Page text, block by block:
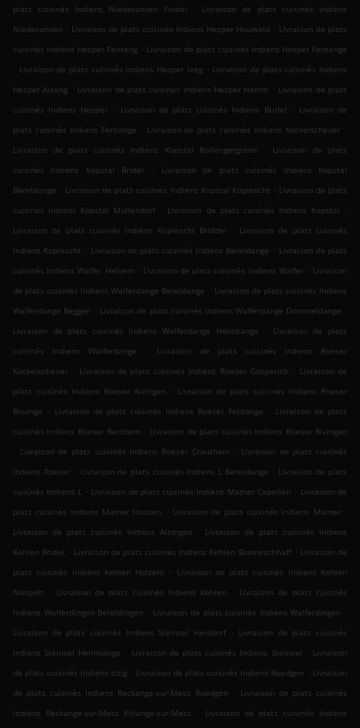
plats cuisinés Indiens Niederanven Findel
. Livraison de plats cuisinés Indiens
Niederanven . Livraison de plats cuisinés Indiens Hesper Houwald . Livraison de plats
cuisinés Indiens Hesper Fenteng . Livraison de plats cuisinés Indiens Hesper Fentange
. Livraison de plats cuisinés Indiens Hesper Izeg . Livraison de plats cuisinés Indiens
Hesper Alzeng . Livraison de plats cuisinés Indiens Hesper Hamm . Livraison de plats
cuisinés Indiens Hesper
. Livraison de plats cuisinés Indiens Bridel . Livraison de
plats cuisinés Indiens Fentange . Livraison de plats cuisinés Indiens Kockelscheuer .
Livraison de plats cuisinés Indiens Kopstal Rollengergronn
.
Livraison de plats
cuisinés Indiens Kopstal Bridel
.
Livraison de plats cuisinés Indiens Kopstal
Bereldange . Livraison de plats cuisinés Indiens Kopstal Koplescht . Livraison de plats
cuisinés Indiens Kopstal Mullendorf . Livraison de plats cuisinés Indiens Kopstal
.
Livraison de plats cuisinés Indiens Koplescht Briddel
. Livraison de plats cuisinés
Indiens Koplescht . Livraison de plats cuisinés Indiens Bereldange . Livraison de plats
cuisinés Indiens Walfer Helsem . Livraison de plats cuisinés Indiens Walfer . Livraison
de plats cuisinés Indiens Walferdange Bereldange . Livraison de plats cuisinés Indiens
Walferdange Beggen . Livraison de plats cuisinés Indiens Walferdange Dommeldange .
Livraison de plats cuisinés Indiens Walferdange Helmsange
.
Livraison de plats
cuisinés Indiens Walferdange
.
Livraison de plats cuisinés Indiens Roeser
Kockelscheuer . Livraison de plats cuisinés Indiens Roeser Gasperich . Livraison de
plats cuisinés Indiens Roeser Alzingen
. Livraison de plats cuisinés Indiens Roeser
Bivange
. Livraison de plats cuisinés Indiens Roeser Fentange . Livraison de plats
cuisinés Indiens Roeser Berchem . Livraison de plats cuisinés Indiens Roeser Bivingen
. Livraison de plats cuisinés Indiens Roeser Crauthem . Livraison de plats cuisinés
Indiens Roeser . Livraison de plats cuisinés Indiens L Bereldange . Livraison de plats
cuisinés Indiens L . Livraison de plats cuisinés Indiens Mamer Capellen . Livraison de
plats cuisinés Indiens Mamer Holzem
. Livraison de plats cuisinés Indiens Mamer .
Livraison de plats cuisinés Indiens Alzingen
. Livraison de plats cuisinés Indiens
Kehlen Bridel . Livraison de plats cuisinés Indiens Kehlen Brameschhaff . Livraison de
plats cuisinés Indiens Kehlen Holzem
. Livraison de plats cuisinés Indiens Kehlen
Nospelt
. Livraison de plats cuisinés Indiens Kehlen . Livraison de plats cuisinés
Indiens Walferdingen Bereldingen . Livraison de plats cuisinés Indiens Walferdingen .
Livraison de plats cuisinés Indiens Steinsel Heisdorf . Livraison de plats cuisinés
Indiens Steinsel Helmsange
. Livraison de plats cuisinés Indiens Steinsel . Livraison
de plats cuisinés Indiens Itzig . Livraison de plats cuisinés Indiens Roedgen . Livraison
de plats cuisinés Indiens Reckange-sur-Mess Roedgen
. Livraison de plats cuisinés
Indiens Reckange-sur-Mess Ehlange-sur-Mess
. Livraison de plats cuisinés Indiens